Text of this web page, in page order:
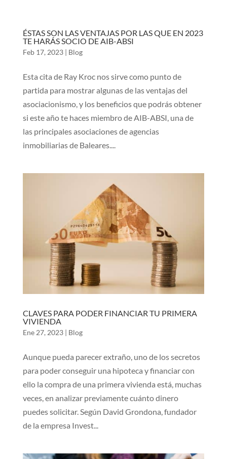
ÉSTAS SON LAS VENTAJAS POR LAS QUE EN 2023
TE HARÁS SOCIO DE AIB-ABSI
Feb 17, 2023| Blog
Esta cita de Ray Kroc nos sirve como punto de
partida para mostrar algunas de las ventajas del
asociacionismo, y los beneficios que podrás obtener
si este año te haces miembro de AIB-ABSI, una de
las principales asociaciones de agencias
inmobiliarias de Baleares....
CLAVES PARA PODER FINANCIAR TU PRIMERA
VIVIENDA
Ene 27, 2023| Blog
Aunque pueda parecer extraño, uno de los secretos
para poder conseguir una hipoteca y financiar con
ello la compra de una primera vivienda está, muchas
veces, en analizar previamente cuánto dinero
puedes solicitar. Según David Grondona, fundador
de la empresa Invest...